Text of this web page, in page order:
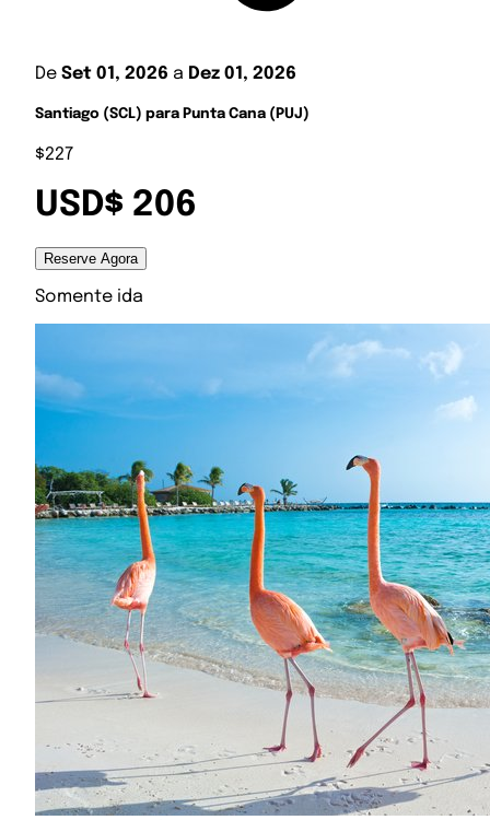
De Set 01, 2026 a Dez 01, 2026
Santiago (SCL) para Punta Cana (PUJ)
$227
USD$ 206
Reserve Agora
Somente ida